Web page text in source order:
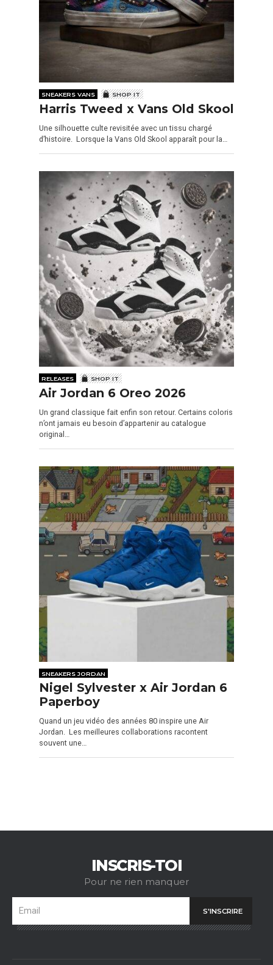
SNEAKERS VANS SHOP IT
Harris Tweed x Vans Old Skool
Une silhouette culte revisitée avec un tissu chargé
d’histoire. Lorsque la Vans Old Skool apparaît pour la…
RELEASES SHOP IT
Air Jordan 6 Oreo 2026
Un grand classique fait enfin son retour. Certains coloris
n’ont jamais eu besoin d’appartenir au catalogue
original…
SNEAKERS JORDAN
Nigel Sylvester x Air Jordan 6
Paperboy
Quand un jeu vidéo des années 80 inspire une Air
Jordan. Les meilleures collaborations racontent
souvent une…
INSCRIS-TOI
Pour ne rien manquer